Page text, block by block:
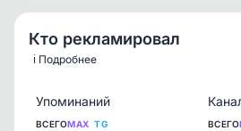
Кто рекламировал
ℹ️ Подробнее
Упоминаний
ВСЕГОMAX TG ВСЕГО